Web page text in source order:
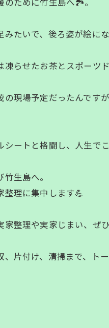
たいで、後ろ姿が絵にな
凍らせたお茶とスポーツ
の現場予定だったんです
シートと格闘し、人生で
生島へ。
整理に集中します💪
整理や実家じまい、ぜひ
、片付け、清掃まで、ト